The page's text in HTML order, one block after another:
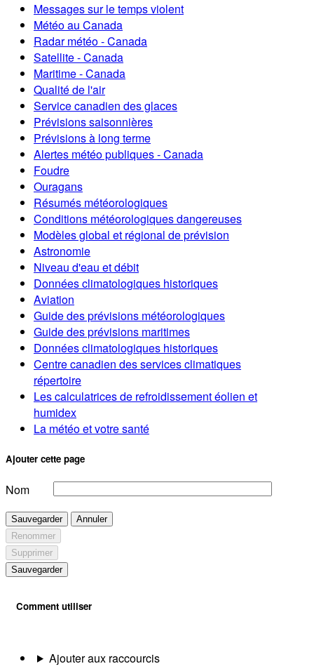
Messages sur le temps violent
Météo au Canada
Radar météo - Canada
Satellite - Canada
Maritime - Canada
Qualité de l'air
Service canadien des glaces
Prévisions saisonnières
Prévisions à long terme
Alertes météo publiques - Canada
Foudre
Ouragans
Résumés météorologiques
Conditions météorologiques dangereuses
Modèles global et régional de prévision
Astronomie
Niveau d'eau et débit
Données climatologiques historiques
Aviation
Guide des prévisions météorologiques
Guide des prévisions maritimes
Données climatologiques historiques
Centre canadien des services climatiques
répertoire
Les calculatrices de refroidissement éolien et
humidex
La météo et votre santé
Ajouter cette page
Nom
Sauvegarder
Annuler
Renommer
Supprimer
Sauvegarder
Comment utiliser
Ajouter aux raccourcis